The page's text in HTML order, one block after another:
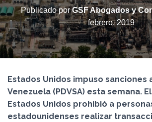
Publicado porGSF Abogados y
febrero, 2019
Estados Unidos impuso sanciones
Venezuela (PDVSA) esta semana.
Estados Unidos prohibió a
estadounidenses realizar